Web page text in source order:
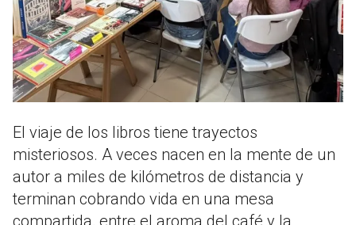
El viaje de los libros tiene trayectos
misteriosos. A veces nacen en la mente de un
autor a miles de kilómetros de distancia y
terminan cobrando vida en una mesa